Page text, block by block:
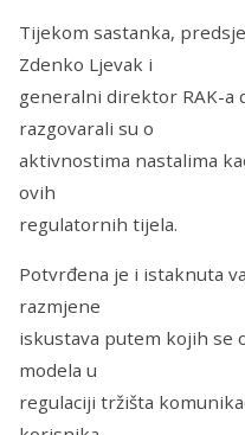
Tijekom sastanka,
Zdenko Ljevak i
generalni direktor RAK-a
razgovarali su o
aktivnostima nastalima
ovih
regulatornih tijela.
Potvrđena je i istaknuta
razmjene
iskustava putem kojih se
modela u
regulaciji tržišta